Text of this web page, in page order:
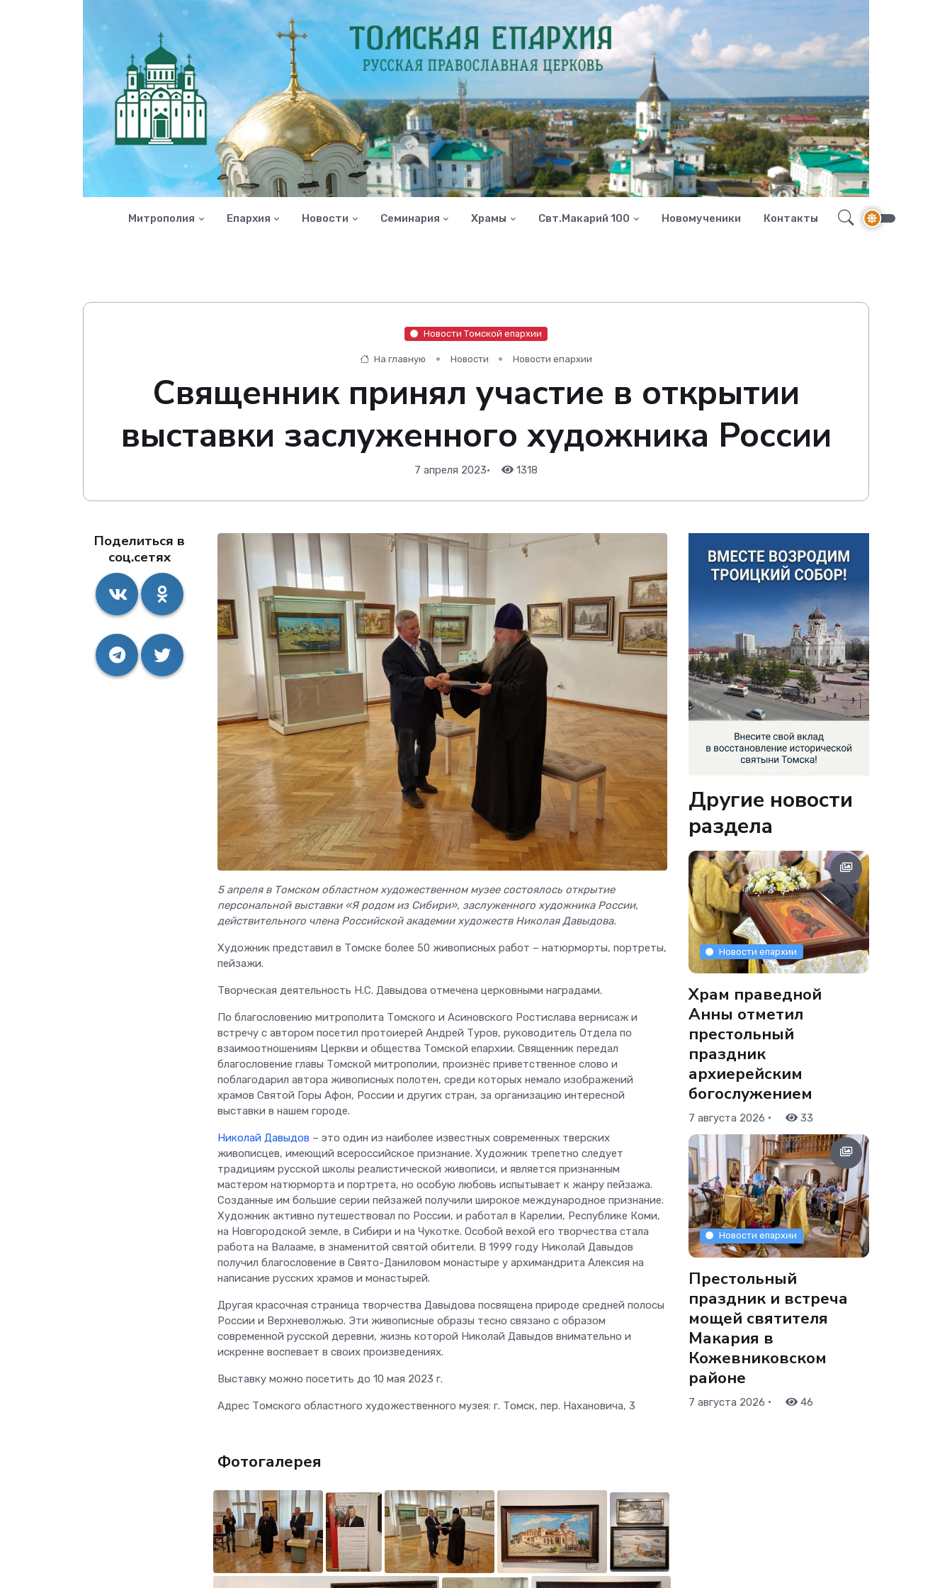
Митрополия Епархия Новости Семинария Храмы Свт.Макарий 100 Новомученики Контакты
Новости Томской епархии
На главную Новости Новости епархии
Священник принял участие в открытии
выставки заслуженного художника России
7 апреля 2023• 1318
Поделиться в
соц.сетях
5 апреля в Томском областном художественном музее состоялось открытие
персональной выставки «Я родом из Сибири», заслуженного художника России,
действительного члена Российской академии художеств Николая Давыдова.
Художник представил в Томске более 50 живописных работ – натюрморты, портреты,
пейзажи.
Творческая деятельность Н.С. Давыдова отмечена церковными наградами.
По благословению митрополита Томского и Асиновского Ростислава вернисаж и
встречу с автором посетил протоиерей Андрей Туров, руководитель Отдела по
взаимоотношениям Церкви и общества Томской епархии. Священник передал
благословение главы Томской митрополии, произнёс приветственное слово и
поблагодарил автора живописных полотен, среди которых немало изображений
храмов Святой Горы Афон, России и других стран, за организацию интересной
выставки в нашем городе.
Николай Давыдов – это один из наиболее известных современных тверских
живописцев, имеющий всероссийское признание. Художник трепетно следует
традициям русской школы реалистической живописи, и является признанным
мастером натюрморта и портрета, но особую любовь испытывает к жанру пейзажа.
Созданные им большие серии пейзажей получили широкое международное признание.
Художник активно путешествовал по России, и работал в Карелии, Республике Коми,
на Новгородской земле, в Сибири и на Чукотке. Особой вехой его творчества стала
работа на Валааме, в знаменитой святой обители. В 1999 году Николай Давыдов
получил благословение в Свято-Даниловом монастыре у архимандрита Алексия на
написание русских храмов и монастырей.
Другая красочная страница творчества Давыдова посвящена природе средней полосы
России и Верхневолжью. Эти живописные образы тесно связано с образом
современной русской деревни, жизнь которой Николай Давыдов внимательно и
искренне воспевает в своих произведениях.
Выставку можно посетить до 10 мая 2023 г.
Адрес Томского областного художественного музея: г. Томск, пер. Нахановича, 3
Фотогалерея
Другие новости
раздела
Новости епархии
Храм праведной
Анны отметил
престольный
праздник
архиерейским
богослужением
7 августа 2026 • 33
Новости епархии
Престольный
праздник и встреча
мощей святителя
Макария в
Кожевниковском
районе
7 августа 2026 • 46